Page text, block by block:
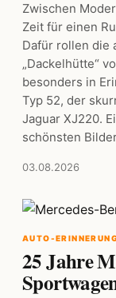
Zwischen
Zeit für einen
Dafür rollen die
„Dackelhütte“
besonders in
Typ 52, der
Jaguar XJ220.
schönsten
03.08.2026
AUTO-
25 Jahre